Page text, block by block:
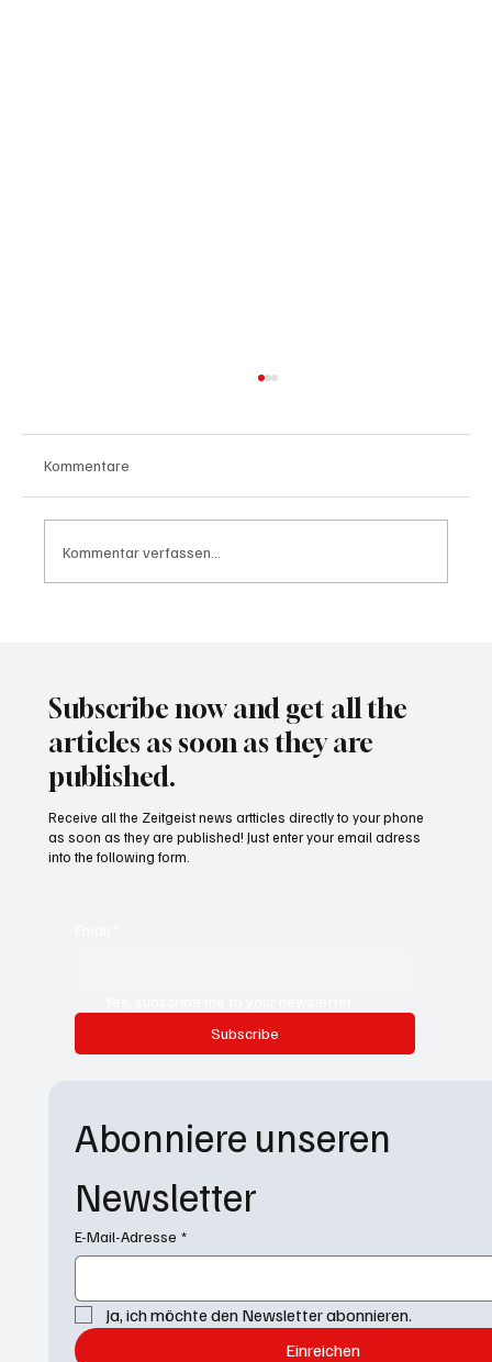
Kommentare
Kommentar verfassen...
Subscribe now and get all the
articles as soon as they are
published.
Subscribe
Receive all the Zeitgeist news artticles directly to your phone
as soon as they are published! Just enter your email adress
into the following form.
Abonniere unseren
Newsletter
E-Mail-Adresse *
Ja, ich möchte den Newsletter abonnieren.
Einreichen